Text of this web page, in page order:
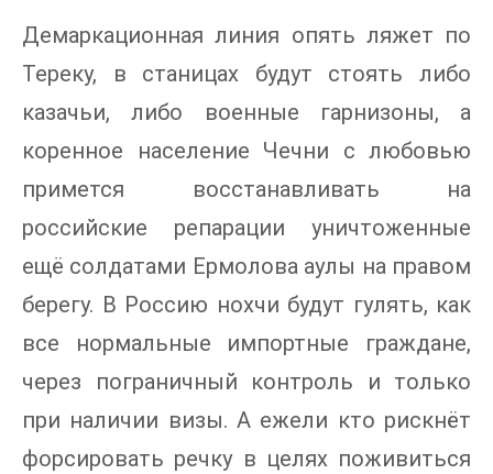
Демаркационная линия опять ляжет по
Тереку, в станицах будут стоять либо
казачьи, либо военные гарнизоны, а
коренное население Чечни с любовью
примется восстанавливать на
российские репарации уничтоженные
ещё солдатами Ермолова аулы на правом
берегу. В Россию нохчи будут гулять, как
все нормальные импортные граждане,
через пограничный контроль и только
при наличии визы. А ежели кто рискнёт
форсировать речку в целях поживиться